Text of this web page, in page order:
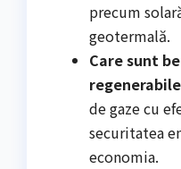
precum
geotermală.
Care sunt
de gaze cu
securitatea
economia.